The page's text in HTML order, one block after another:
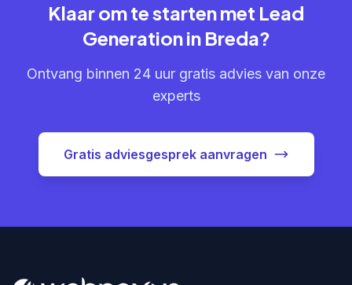
Klaar om te starten met Lead
Generation in Breda?
Ontvang binnen 24 uur gratis advies van onze
experts
Gratis adviesgesprek aanvragen